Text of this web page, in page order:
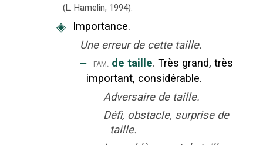
(L. Hamelin, 1994).
◈
Importance.
Une erreur de cette taille.
‒ fam. de taille. Très grand, très
important, considérable.
Adversaire de taille.
Défi, obstacle, surprise de
taille.